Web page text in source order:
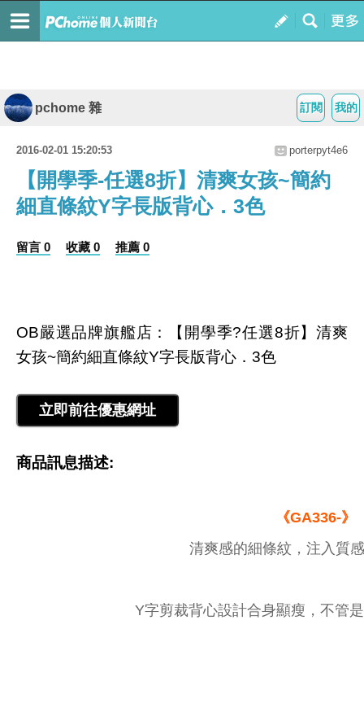
我的
訂閱
pchome 雜
2016-02-01 15:20:53 porterpyt4e6
【開學季-任選8折】清爽女孩~簡約
細直條紋Y字長版背心．3色
留言 0 收藏 0 推薦 0
OB嚴選品牌旗艦店：【開學季?任選8折】清爽
女孩~簡約細直條紋Y字長版背心．3色
商品訊息描述:
《GA336-》
清爽感的細條紋，注入質
Y字剪裁背心設計合身顯瘦，不管